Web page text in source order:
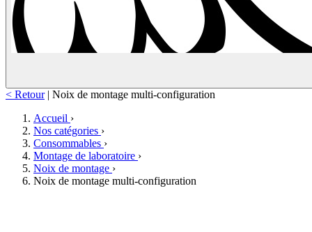
< Retour | Noix de montage multi-configuration
Accueil ›
Nos catégories ›
Consommables ›
Montage de laboratoire ›
Noix de montage ›
Noix de montage multi-configuration